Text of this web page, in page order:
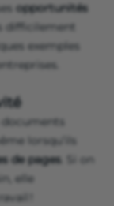
opportunités
difficilement
exemples
documents
lorsqu’ils
de pages. Si on
elle
!